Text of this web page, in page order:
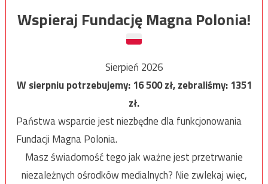
Wspieraj Fundację Magna Polonia!
Sierpień 2026
W sierpniu potrzebujemy:16 500zł, zebraliśmy:1351
zł.
Państwa wsparcie jest niezbędne dla funkcjonowania
Fundacji Magna Polonia.
Masz świadomość tego jak ważne jest przetrwanie
niezależnych ośrodków medialnych? Nie zwlekaj więc,